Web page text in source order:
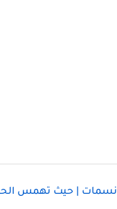
نسمات | حيث تهمس